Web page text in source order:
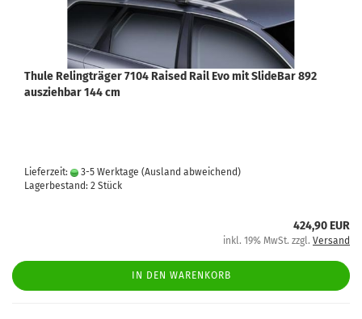
Thule Relingträger 7104 Raised Rail Evo mit SlideBar 892
ausziehbar 144 cm
Lieferzeit: 3-5 Werktage (Ausland abweichend)
Lagerbestand: 2 Stück
424,90 EUR
inkl. 19% MwSt. zzgl. Versand
IN DEN WARENKORB